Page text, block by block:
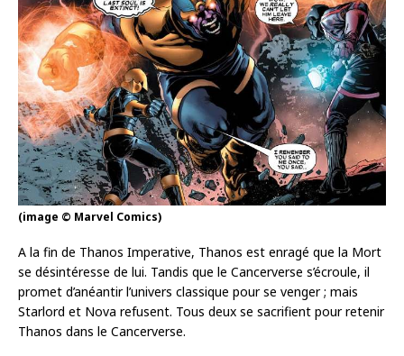
(image © Marvel Comics)
A la fin de Thanos Imperative, Thanos est enragé que la Mort
se désintéresse de lui. Tandis que le Cancerverse s’écroule, il
promet d’anéantir l’univers classique pour se venger ; mais
Starlord et Nova refusent. Tous deux se sacrifient pour retenir
Thanos dans le Cancerverse.